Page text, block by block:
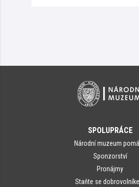
SPOLUPRÁCE
Národní muzeum
Sponzorství
Pronájmy
Staňte se